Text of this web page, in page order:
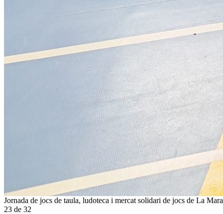
Jornada de jocs de taula, ludoteca i mercat solidari de jocs de La
23 de 32